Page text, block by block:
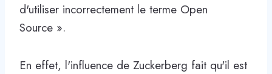
d'utiliser incorrectement le terme Open
Source ».
En effet, l'influence de Zuckerberg fait qu'il est